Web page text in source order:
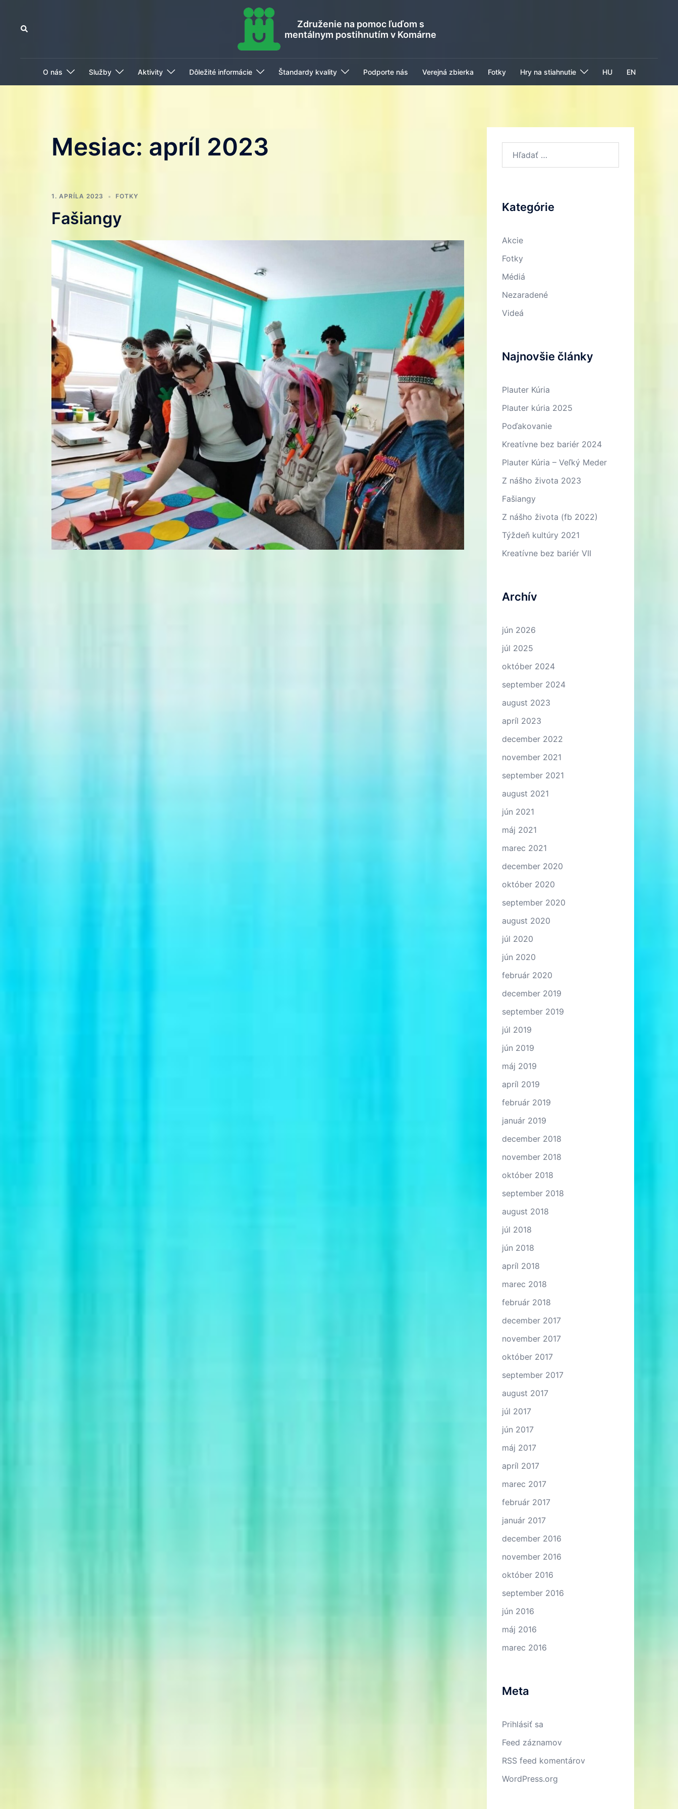
obsahSearch
Združenie na pomoc ľuďom s
mentálnym postihnutím v Komárne
O nás Služby Aktivity Dôležité informácie Štandardy kvality Podporte nás Verejná zbierka Fotky Hry na stiahnutie HU EN
Mesiac: apríl 2023
1. APRÍLA 2023 FOTKY
Fašiangy
Kategórie
Akcie
Fotky
Médiá
Nezaradené
Videá
Najnovšie články
Plauter Kúria
Plauter kúria 2025
Poďakovanie
Kreatívne bez bariér 2024
Plauter Kúria – Veľký Meder
Z nášho života 2023
Fašiangy
Z nášho života (fb 2022)
Týždeň kultúry 2021
Kreatívne bez bariér VII
Archív
jún 2026
júl 2025
október 2024
september 2024
august 2023
apríl 2023
december 2022
november 2021
september 2021
august 2021
jún 2021
máj 2021
marec 2021
december 2020
október 2020
september 2020
august 2020
júl 2020
jún 2020
február 2020
december 2019
september 2019
júl 2019
jún 2019
máj 2019
apríl 2019
február 2019
január 2019
december 2018
november 2018
október 2018
september 2018
august 2018
júl 2018
jún 2018
apríl 2018
marec 2018
február 2018
december 2017
november 2017
október 2017
september 2017
august 2017
júl 2017
jún 2017
máj 2017
apríl 2017
marec 2017
február 2017
január 2017
december 2016
november 2016
október 2016
september 2016
jún 2016
máj 2016
marec 2016
Meta
Prihlásiť sa
Feed záznamov
RSS feed komentárov
WordPress.org